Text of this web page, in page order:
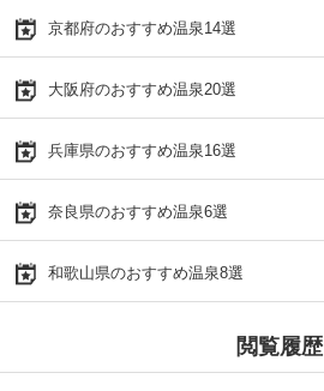
京都府のおすすめ温泉14選
大阪府のおすすめ温泉20選
兵庫県のおすすめ温泉16選
奈良県のおすすめ温泉6選
和歌山県のおすすめ温泉8選
閲覧履歴